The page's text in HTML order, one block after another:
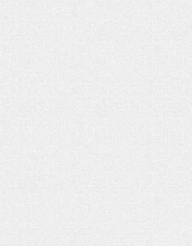
تحلیل بحران یمن در گفتوگو با منصور براتی